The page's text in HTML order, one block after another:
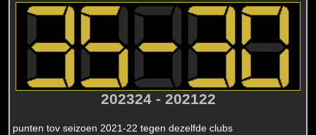
202324 - 202122
punten tov seizoen 2021-22 tegen dezelfde clubs